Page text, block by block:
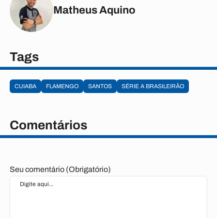
Matheus Aquino
Tags
CUIABA FLAMENGO SANTOS SÉRIE A BRASILEIRÃO
Comentários
Seu comentário (Obrigatório)